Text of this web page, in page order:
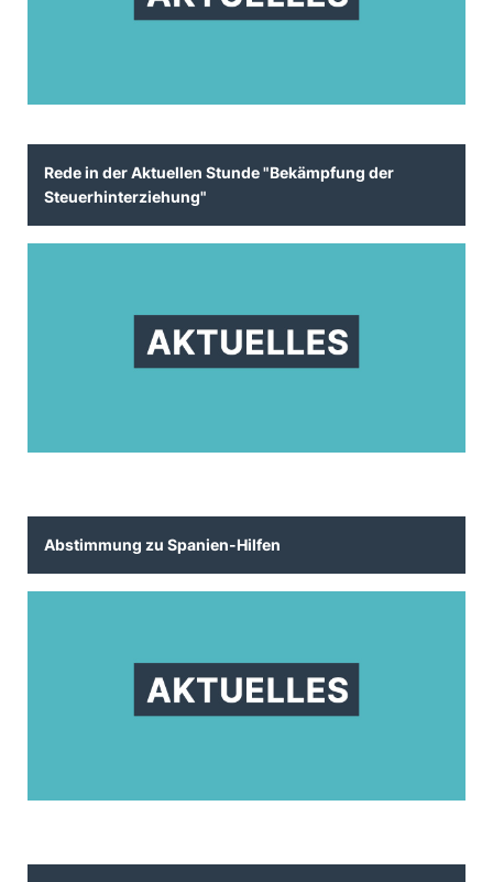
Rede in der Aktuellen Stunde "Bekämpfung der
Steuerhinterziehung"
Abstimmung zu Spanien-Hilfen